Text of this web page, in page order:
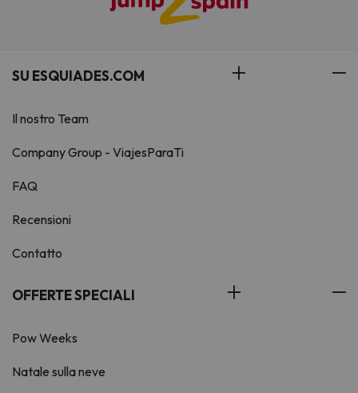
SU ESQUIADES.COM
Il nostro Team
Company Group - ViajesParaTi
FAQ
Recensioni
Contatto
OFFERTE SPECIALI
Pow Weeks
Natale sulla neve